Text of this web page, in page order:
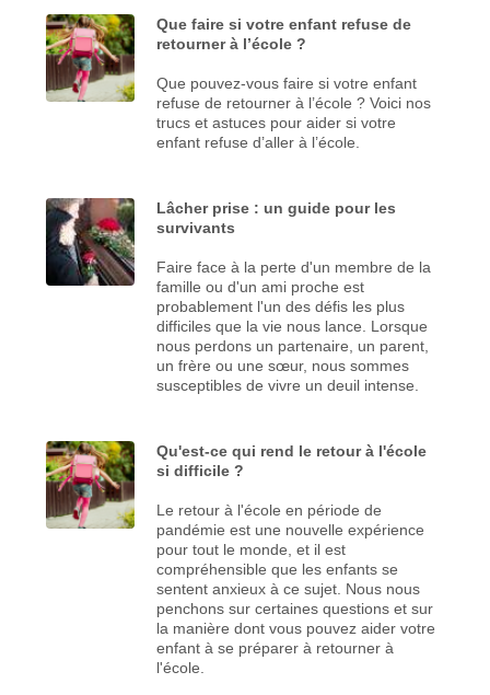
Que faire si votre enfant refuse de
retourner à l’école ?
Que pouvez-vous faire si votre enfant
refuse de retourner à l’école ? Voici nos
trucs et astuces pour aider si votre
enfant refuse d’aller à l’école.
Lâcher prise : un guide pour les
survivants
Faire face à la perte d'un membre de la
famille ou d'un ami proche est
probablement l'un des défis les plus
difficiles que la vie nous lance. Lorsque
nous perdons un partenaire, un parent,
un frère ou une sœur, nous sommes
susceptibles de vivre un deuil intense.
Qu'est-ce qui rend le retour à l'école
si difficile ?
Le retour à l'école en période de
pandémie est une nouvelle expérience
pour tout le monde, et il est
compréhensible que les enfants se
sentent anxieux à ce sujet. Nous nous
penchons sur certaines questions et sur
la manière dont vous pouvez aider votre
enfant à se préparer à retourner à
l'école.